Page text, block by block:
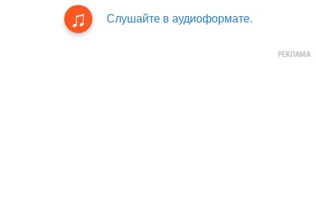
Слушайте в аудиоформате.